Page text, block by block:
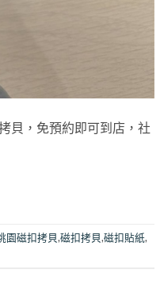
貝，免預約即可到店，社
園磁扣拷貝,磁扣拷貝,磁扣貼紙,